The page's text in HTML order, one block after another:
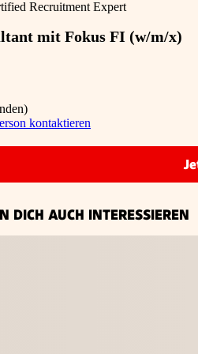
Recruitment Expert
mit Fokus FI (w/m/x)
kontaktieren
DICH AUCH INTERESSIEREN